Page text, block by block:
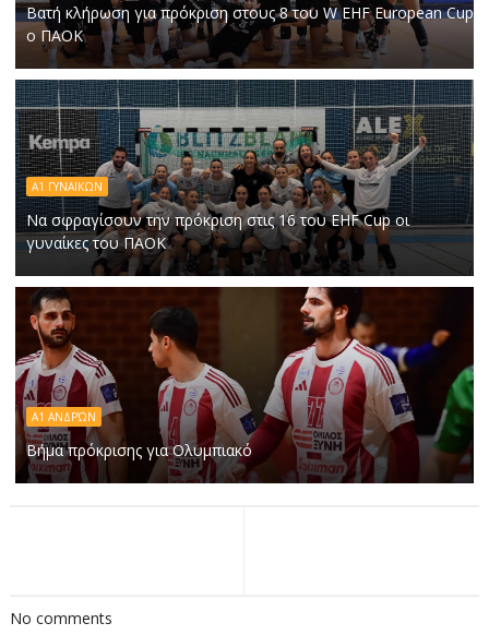
Βατή κλήρωση για πρόκριση στους 8 του W EHF European Cup
ο ΠΑΟΚ
Α1 ΓΥΝΑΙΚΩΝ
Να σφραγίσουν την πρόκριση στις 16 του EHF Cup οι
γυναίκες του ΠΑΟΚ
Α1 ΑΝΔΡΏΝ
Βήμα πρόκρισης για Ολυμπιακό
No comments